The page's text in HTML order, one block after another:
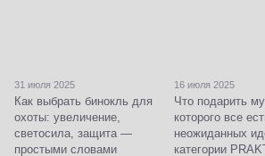
31 июля 2025
Как выбрать бинокль для
охоты: увеличение,
светосила, защита —
простыми словами
16 июля 2025
Что подарить
которого все
неожиданных
категории